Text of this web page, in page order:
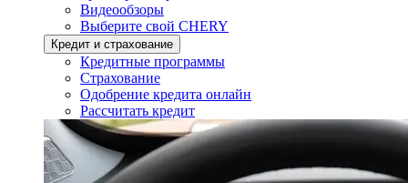
Видеообзоры
Выберите свой CHERY
Кредит и страхование
Кредитные программы
Страхование
Одобрение кредита онлайн
Рассчитать кредит